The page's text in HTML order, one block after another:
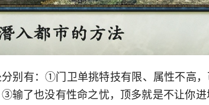
别有：①门卫单挑特技有限、属性不高
输了也没有性命之忧，顶多就是不让你